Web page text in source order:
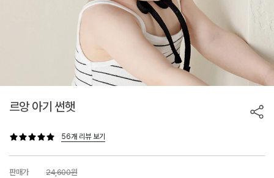
르앙 아기 썬햇
56개 리뷰 보기
판매가
24,600원